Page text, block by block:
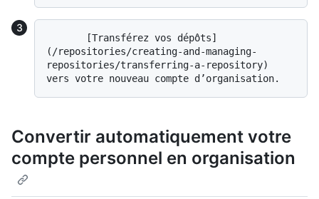
(/repositories/creating-and-managing-
repositories/transferring-a-repository)
Convertir automatiquement votre
compte personnel en organisation